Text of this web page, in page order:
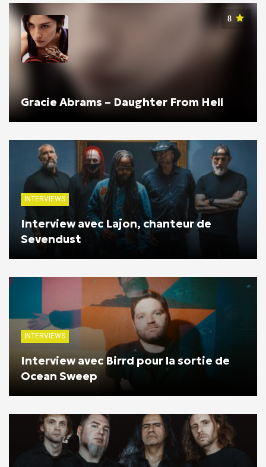
8
Gracie Abrams – Daughter From Hell
INTERVIEWS
Interview avec Lajon, chanteur de
Sevendust
INTERVIEWS
Interview avec Birrd pour la sortie de
Ocean Sweep